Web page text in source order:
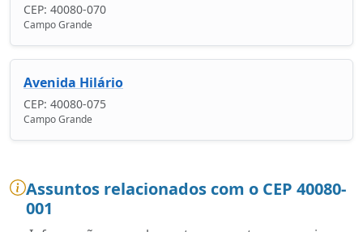
CEP: 40080-070
Campo Grande
Avenida Hilário
CEP: 40080-075
Campo Grande
Assuntos relacionados com o CEP 40080-
001